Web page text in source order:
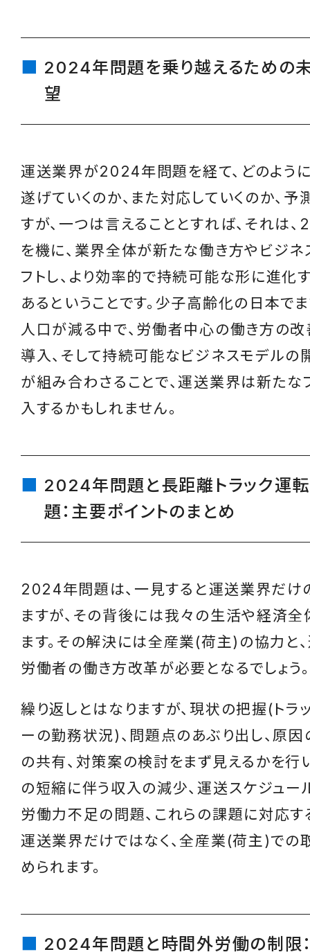
2024年問題を乗り越えるための
望
運送業界が2024年問題を経て、どのよう
遂げていくのか、また対応していくのか、予
すが、一つは言えることとすれば、それは
を機に、業界全体が新たな働き方やビジネ
フトし、より効率的で持続可能な形に進化
あるということです。少子高齢化の日本で
人口が減る中で、労働者中心の働き方の改
導入、そして持続可能なビジネスモデルの
が組み合わさることで、運送業界は新たな
入するかもしれません。
2024年問題と長距離トラック運
題：主要ポイントのまとめ
2024年問題は、一見すると運送業界だけ
ますが、その背後には我々の生活や経済
ます。その解決には全産業(荷主)の協力と
労働者の働き方改革が必要となるでしょう。
繰り返しとはなりますが、現状の把握(トラ
ーの勤務状況)、問題点のあぶり出し、原因
の共有、対策案の検討をまず見えるかを行
の短縮に伴う収入の減少、運送スケジュー
労働力不足の問題、これらの課題に対応す
運送業界だけではなく、全産業(荷主)での
められます。
2024年問題と時間外労働の制限